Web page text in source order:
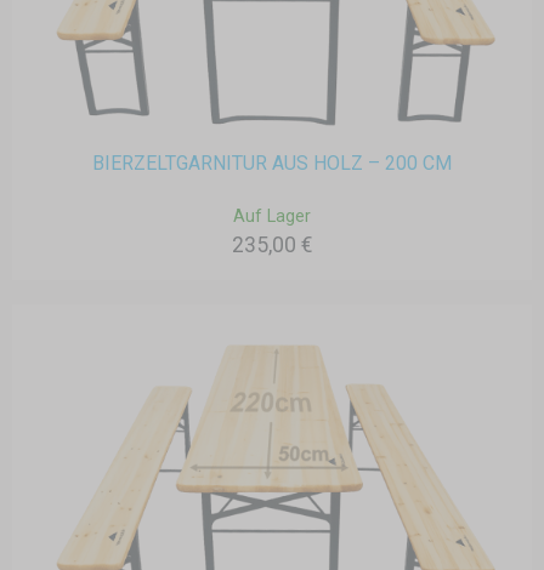
BIERZELTGARNITUR AUS HOLZ – 200 CM
Auf Lager
235,00 €